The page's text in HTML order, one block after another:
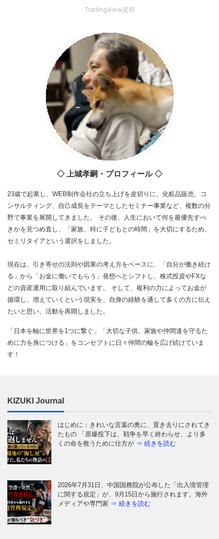
TradingView提供
◇ 上城孝嗣・プロフィール ◇
23歳で起業し、WEB制作会社の立ち上げを皮切りに、化粧品販売、コ
ンサルティング、自己成長をテーマとしたセミナー事業など、複数の分
野で事業を展開してきました。 その後、人生において何を最優先すべ
きかを見つめ直し、「家族、特に子どもとの時間」を大切にするため、
セミリタイアという選択をしました。
現在は、引き寄せの法則や因果の考え方をベースに、「自分が働き続け
る」から「お金に働いてもらう」発想へとシフトし、株式投資やFXな
どの資産運用に取り組んでいます。 そして、複利の力によってお金が
循環し、増えていくという現実を、自身の経験を通して多くの方に伝え
たいと思い、活動を再開しました。
「日本を軸に世界を1つに繋ぐ」「大切な子供、家族や仲間達を守るた
めに力を身につける」をコンセプトに日々仲間の輪を広げ続けていま
す！
KIZUKI Journal
はじめに：きれいな言葉の奥に、置き去りにされてき
たもの 「原爆投下は、戦争を早く終わらせ、より多
くの命を救うために仕方が ⇒ 続きを読む
2026年7月31日、中国国務院が公布した「出入境管理
に関する規定」が、9月15日から施行されます。海外
メディアや専門家 ⇒ 続きを読む